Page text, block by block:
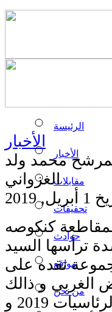
الرئيسة
الأخبار
مقابلات
تحقيقات
حوادث
مواقع
من نحن
الأخبار
محمد ولد
الغزواني
2019
لمقاطعة كنكوصه
30 مبادرة حاشدة ترأسها السيد
تقده على
الغربي و ذالك
مساندة لترشح السيد محمد ولد الغزواني لرئاسيات 2019 و